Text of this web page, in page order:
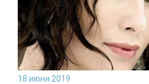
18 июня 2019